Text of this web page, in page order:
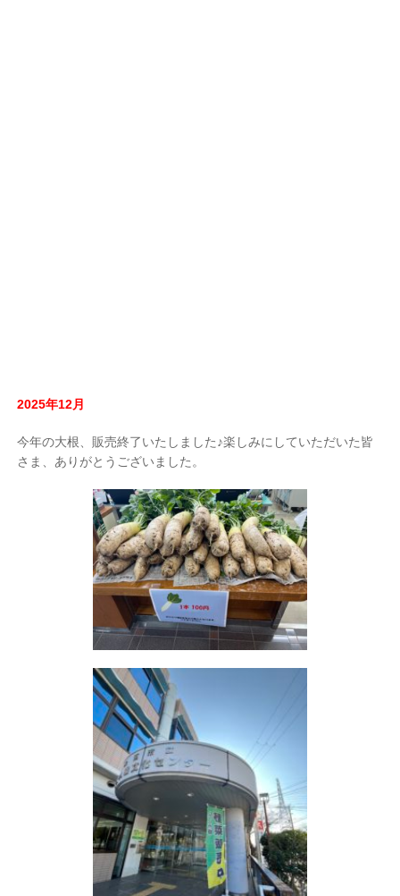
2025年12月
今年の大根、販売終了いたしました♪楽しみにしていただいた皆
さま、ありがとうございました。